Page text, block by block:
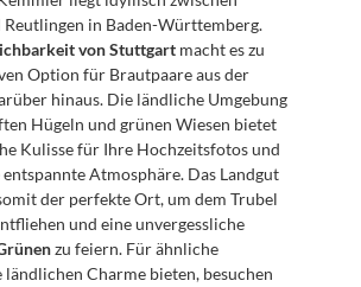
Reutlingen in Baden-Württemberg.
von Stuttgart macht es zu
Option für Brautpaare aus der
hinaus. Die ländliche Umgebung
Hügeln und grünen Wiesen bietet
Kulisse für Ihre Hochzeitsfotos und
Atmosphäre. Das Landgut
der perfekte Ort, um dem Trubel
zu feiern. Für ähnliche
ländlichen Charme bieten, besuchen